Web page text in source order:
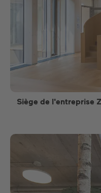
Siège de l'entreprise